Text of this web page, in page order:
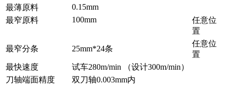
最薄原料
0.15mm
最窄原料
100mm
任意位
置
最窄分条 25mm*24条
任意位
置
最快速度
试车280m/min （设计300m/min）
刀轴端面精度
双刀轴0.003mm内